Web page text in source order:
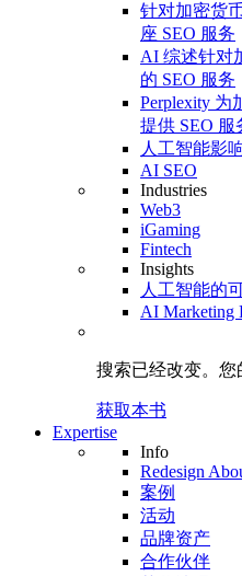
针对加密货
座 SEO 服务
AI 综述针对
的 SEO 服务
Perplexity 为
提供 SEO 服
人工智能影
AI SEO
Industries
Web3
iGaming
Fintech
Insights
人工智能的
AI Marketing
搜索已经改变。 您
获取本书
Expertise
Info
Redesign
案例
活动
品牌资产
合作伙伴